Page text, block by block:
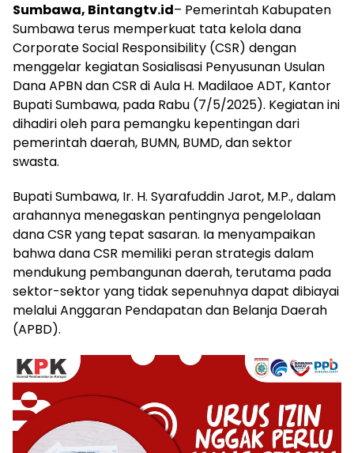
Sumbawa, Bintangtv.id– Pemerintah Kabupaten
Sumbawa terus memperkuat tata kelola dana
Corporate Social Responsibility (CSR) dengan
menggelar kegiatan Sosialisasi Penyusunan Usulan
Dana APBN dan CSR di Aula H. Madilaoe ADT, Kantor
Bupati Sumbawa, pada Rabu (7/5/2025). Kegiatan ini
dihadiri oleh para pemangku kepentingan dari
pemerintah daerah, BUMN, BUMD, dan sektor
swasta.
Bupati Sumbawa, Ir. H. Syarafuddin Jarot, M.P., dalam
arahannya menegaskan pentingnya pengelolaan
dana CSR yang tepat sasaran. Ia menyampaikan
bahwa dana CSR memiliki peran strategis dalam
mendukung pembangunan daerah, terutama pada
sektor-sektor yang tidak sepenuhnya dapat dibiayai
melalui Anggaran Pendapatan dan Belanja Daerah
(APBD).